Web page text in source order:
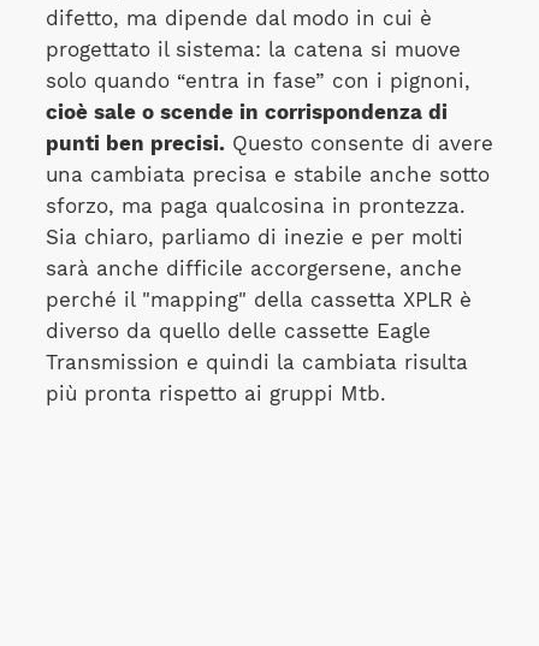
difetto, ma dipende dal modo in cui è
progettato il sistema: la catena si muove
solo quando “entra in fase” con i pignoni,
cioè sale o scende in corrispondenza di
punti ben precisi.Questo consente di avere
una cambiata precisa e stabile anche sotto
sforzo, ma paga qualcosina in prontezza.
Sia chiaro, parliamo di inezie e per molti
sarà anche difficile accorgersene, anche
perché il "mapping" della cassetta XPLR è
diverso da quello delle cassette Eagle
Transmission e quindi la cambiata risulta
più pronta rispetto ai gruppi Mtb.